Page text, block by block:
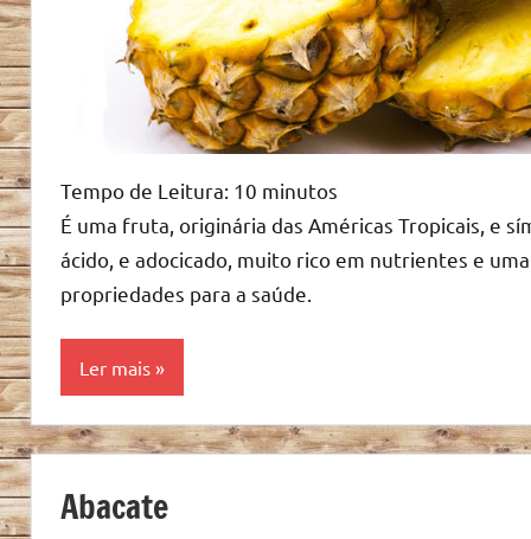
Tempo de Leitura: 10 minutos
É uma fruta, originária das Américas Tropicais, e
ácido, e adocicado, muito rico em nutrientes e
propriedades para a saúde.
Ler mais
Alimentação
Alimentos
Abacate